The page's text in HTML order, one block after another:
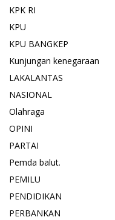
KPK RI
KPU
KPU BANGKEP
Kunjungan kenegaraan
LAKALANTAS
NASIONAL
Olahraga
OPINI
PARTAI
Pemda balut.
PEMILU
PENDIDIKAN
PERBANKAN